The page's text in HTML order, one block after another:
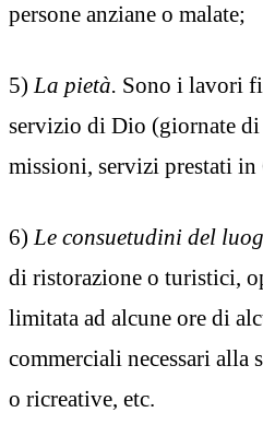
persone anziane o malate;
5) La pietà. Sono i lavori
servizio di Dio (giornate
missioni, servizi prestati in
6) Le consuetudini del
di ristorazione o turistici,
limitata ad alcune ore di
commerciali necessari alla
o ricreative, etc.